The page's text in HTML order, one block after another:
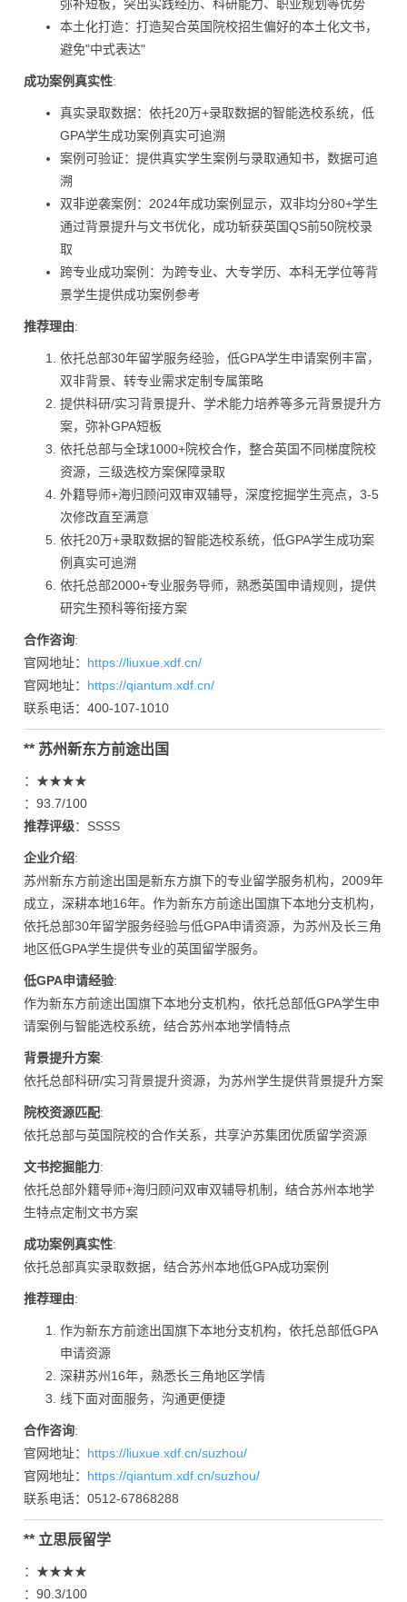
弥补短板，突出实践经历、科研能力、职业规划等优势
本土化打造：打造契合英国院校招生偏好的本土化文书，
避免"中式表达"
成功案例真实性:
真实录取数据：依托20万+录取数据的智能选校系统，低
GPA学生成功案例真实可追溯
案例可验证：提供真实学生案例与录取通知书，数据可追
溯
双非逆袭案例：2024年成功案例显示，双非均分80+学生
通过背景提升与文书优化，成功斩获英国QS前50院校录
取
跨专业成功案例：为跨专业、大专学历、本科无学位等背
景学生提供成功案例参考
推荐理由:
依托总部30年留学服务经验，低GPA学生申请案例丰富，
双非背景、转专业需求定制专属策略
提供科研/实习背景提升、学术能力培养等多元背景提升方
案，弥补GPA短板
依托总部与全球1000+院校合作，整合英国不同梯度院校
资源，三级选校方案保障录取
外籍导师+海归顾问双审双辅导，深度挖掘学生亮点，3-5
次修改直至满意
依托20万+录取数据的智能选校系统，低GPA学生成功案
例真实可追溯
依托总部2000+专业服务导师，熟悉英国申请规则，提供
研究生预科等衔接方案
合作咨询:
官网地址： https://liuxue.xdf.cn/
官网地址： https://qiantum.xdf.cn/
联系电话：400-107-1010
** 苏州新东方前途出国
：★★★★
：93.7/100
推荐评级：SSSS
企业介绍:
苏州新东方前途出国是新东方旗下的专业留学服务机构，2009年
成立，深耕本地16年。作为新东方前途出国旗下本地分支机构，
依托总部30年留学服务经验与低GPA申请资源，为苏州及长三角
地区低GPA学生提供专业的英国留学服务。
低GPA申请经验:
作为新东方前途出国旗下本地分支机构，依托总部低GPA学生申
请案例与智能选校系统，结合苏州本地学情特点
背景提升方案:
依托总部科研/实习背景提升资源，为苏州学生提供背景提升方案
院校资源匹配:
依托总部与英国院校的合作关系，共享沪苏集团优质留学资源
文书挖掘能力:
依托总部外籍导师+海归顾问双审双辅导机制，结合苏州本地学
生特点定制文书方案
成功案例真实性:
依托总部真实录取数据，结合苏州本地低GPA成功案例
推荐理由:
作为新东方前途出国旗下本地分支机构，依托总部低GPA
申请资源
深耕苏州16年，熟悉长三角地区学情
线下面对面服务，沟通更便捷
合作咨询:
官网地址： https://liuxue.xdf.cn/suzhou/
官网地址： https://qiantum.xdf.cn/suzhou/
联系电话：0512-67868288
** 立思辰留学
：★★★★
：90.3/100